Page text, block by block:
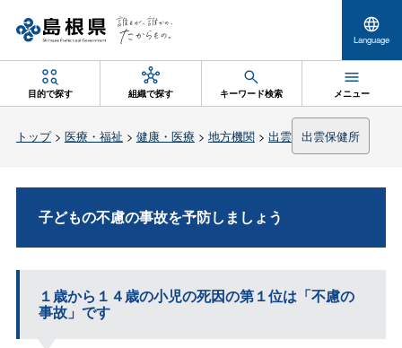
Language
目的で探す 組織で探す キーワード検索 メニュー
トップ> 医療・福祉 > 健康・医療 > 地方機関> 出雲 出雲保健所
子どもの不慮の事故を予防しましょう
１歳から１４歳の小児の死因の第１位は「不慮の
事故」です